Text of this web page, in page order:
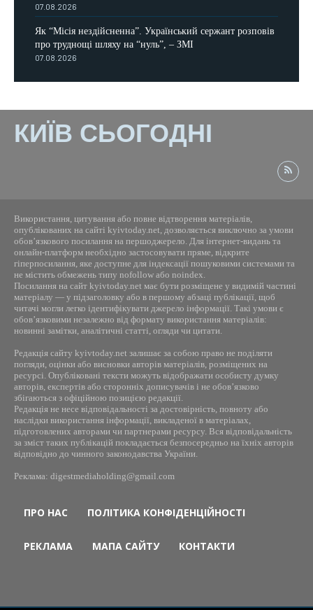
07.08.2026
Як “Місія нездійсненна”. Український сержант розповів
про труднощі шляху на “нуль”, – ЗМІ
07.08.2026
КИЇВ СЬОГОДНІ
Використання, цитування або повне відтворення матеріалів,
опублікованих на сайті kyivtoday.net, дозволяється виключно за умови
обов’язкового посилання на першоджерело. Для інтернет-видань та
онлайн-платформ необхідно застосовувати пряме, відкрите
гіперпосилання, яке доступне для індексації пошуковими системами та
не містить обмежень типу nofollow або noindex.
Посилання на сайт kyivtoday.net має бути розміщене у видимій частині
матеріалу — у підзаголовку або в першому абзаці публікації, щоб
читачі могли легко ідентифікувати джерело інформації. Такі умови є
обов’язковими незалежно від формату використання матеріалів:
новинні замітки, аналітичні статті, огляди чи цитати.
Редакція сайту kyivtoday.net залишає за собою право не поділяти
погляди, оцінки або висновки авторів матеріалів, розміщених на
ресурсі. Опубліковані тексти можуть відображати особисту думку
авторів, експертів або сторонніх дописувачів і не обов’язково
збігаються з офіційною позицією редакції.
Редакція не несе відповідальності за достовірність, повноту або
наслідки використання інформації, викладеної в матеріалах,
підготовлених авторами чи партнерами ресурсу. Вся відповідальність
за зміст таких публікацій покладається безпосередньо на їхніх авторів
відповідно до чинного законодавства України.
Реклама: digestmediaholding@gmail.com
ПРО НАС ПОЛІТИКА КОНФІДЕНЦІЙНОСТІ
РЕКЛАМА МАПА САЙТУ КОНТАКТИ